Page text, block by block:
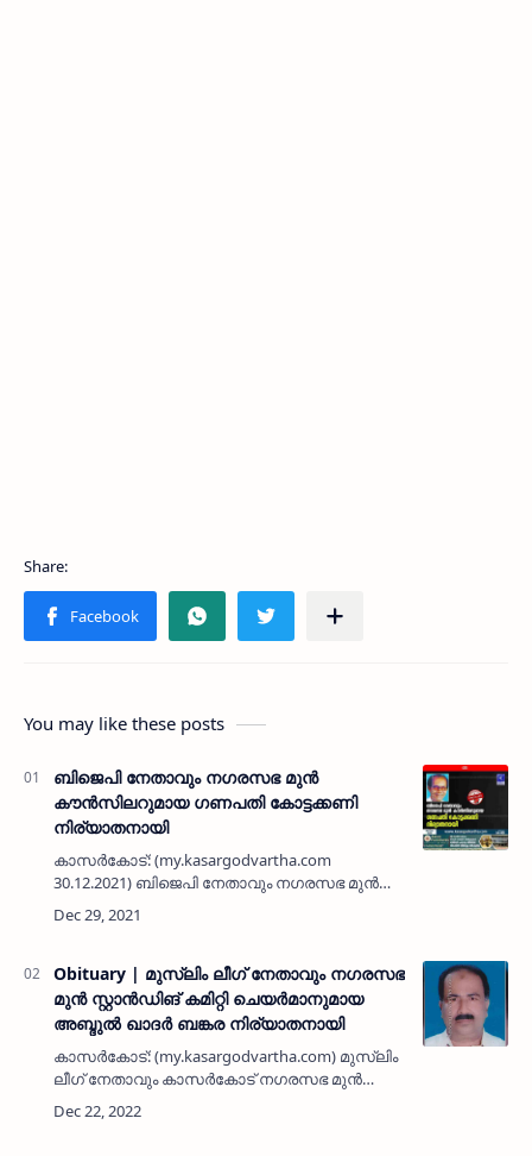
You may like these posts
ബിജെപി നേതാവും നഗരസഭ മുൻ
കൗൻസിലറുമായ ഗണപതി കോട്ടക്കണി
നിര്യാതനായി
കാസർകോട്: (my.kasargodvartha.com
30.12.2021) ബിജെപി നേതാവും നഗരസഭ മുൻ
കൗൻസിലറുമായ ഗണപതി കോട്ടക്കണി (74)
നിര്യാതനായി. ബിജെപി ടൗൺ കമിറ്റി വൈസ്
പ്രസിഡന…
Obituary | മുസ്ലിം ലീഗ് നേതാവും നഗരസഭ
മുൻ സ്റ്റാൻഡിങ് കമിറ്റി ചെയർമാനുമായ
അബ്ദുൽ ഖാദർ ബങ്കര നിര്യാതനായി
കാസർകോട്: (my.kasargodvartha.com) മുസ്ലിം
ലീഗ് നേതാവും കാസർകോട് നഗരസഭ മുൻ
വികസന - ആരോഗ്യ സ്റ്റാൻഡിങ് കമിറ്റി
അധ്യക്ഷനുമായ നെല്ലിക്കുന്ന് ബങ്കരക്കുന്നിലെ